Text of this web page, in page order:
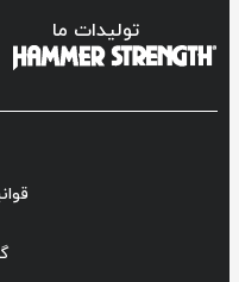
تولیدات ما